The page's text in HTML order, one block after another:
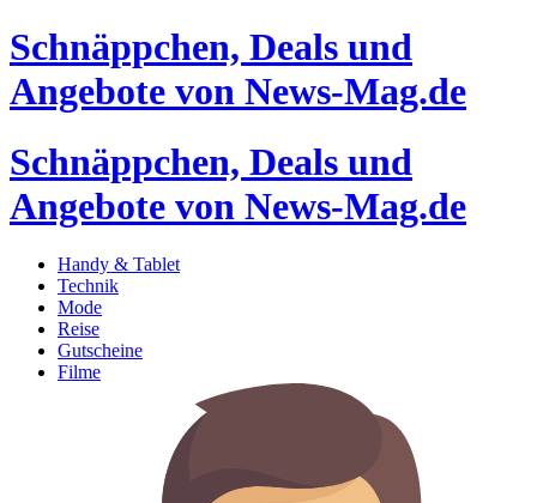
Schnäppchen, Deals und
Angebote von News-Mag.de
Schnäppchen, Deals und
Angebote von News-Mag.de
Handy & Tablet
Technik
Mode
Reise
Gutscheine
Filme